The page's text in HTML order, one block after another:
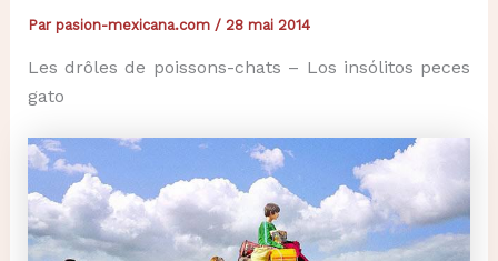
Par pasion-mexicana.com / 28 mai 2014
Les drôles de poissons-chats – Los insólitos peces
gato